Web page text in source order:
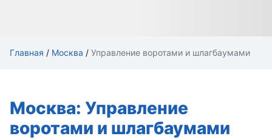
Главная / Москва / Управление воротами и шлагбаумами
Москва: Управление
воротами и шлагбаумами